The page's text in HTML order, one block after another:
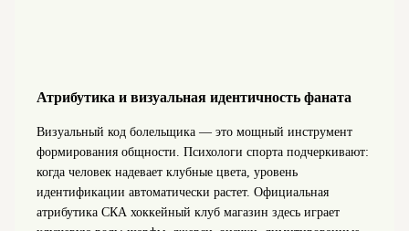
Атрибутика и визуальная идентичность фаната
Визуальный код болельщика — это мощный инструмент
формирования общности. Психологи спорта подчеркивают:
когда человек надевает клубные цвета, уровень
идентификации автоматически растет. Официальная
атрибутика СКА хоккейный клуб магазин здесь играет